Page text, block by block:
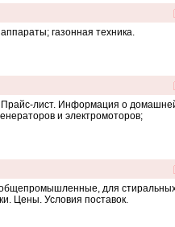
газонная техника.
Прайс-лист. Информация о
и электромоторов;
для
Цены. Условия поставок.